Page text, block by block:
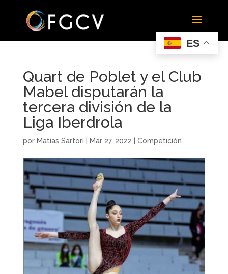
Quart de Poblet y el Club
Mabel disputarán la
tercera división de la
Liga Iberdrola
por Matias Sartori Mar 27, 2022 Competición
ES